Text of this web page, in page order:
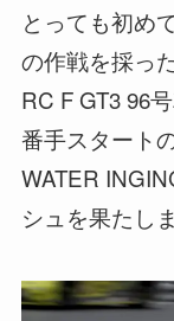
とっても初め
の作戦を採っ
RC F GT3 96
番手スタート
WATER
シュを果たし